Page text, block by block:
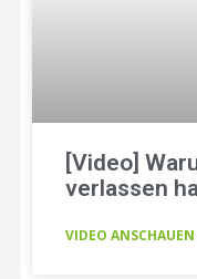
[Video]
verlassen
VIDEO